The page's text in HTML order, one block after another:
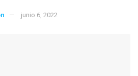
junio 6, 2022